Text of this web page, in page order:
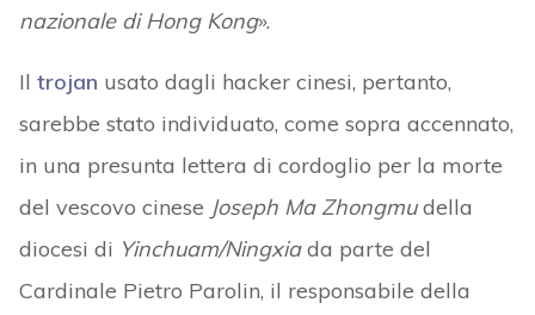
nazionale di Hong Kong».
Il trojan usato dagli hacker cinesi, pertanto,
sarebbe stato individuato, come sopra accennato,
in una presunta lettera di cordoglio per la morte
del vescovo cinese Joseph Ma Zhongmudella
diocesi di Yinchuam/Ningxiada parte del
Cardinale Pietro Parolin, il responsabile della